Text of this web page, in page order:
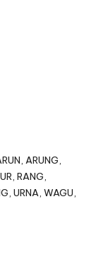
ARUNG,
RANG,
URNA, WAGU,